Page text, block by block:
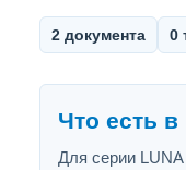
2 документа 0
Что есть в
Для серии